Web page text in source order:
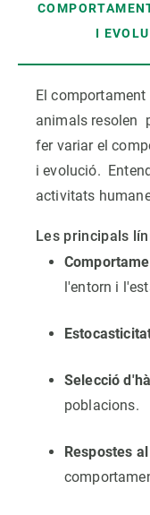
I
El
animals resolen
fer variar el
i evolució.
activitats
Les principals
l'entorn i
Selecció
poblacions.
Respostes